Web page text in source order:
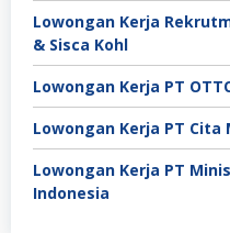
Lowongan Kerja
& Sisca Kohl
Lowongan Kerja PT
Lowongan Kerja PT
Lowongan Kerja PT
Indonesia